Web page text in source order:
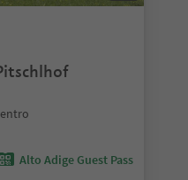
Alto Adige Guest Pass